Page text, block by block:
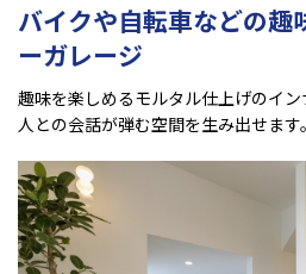
バイクや自転車などの趣
ーガレージ
趣味を楽しめるモルタル仕上げのイ
人との会話が弾む空間を生み出せます。